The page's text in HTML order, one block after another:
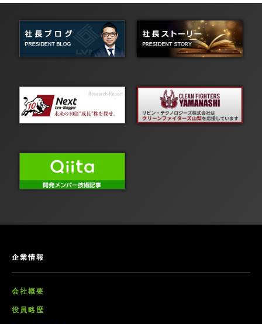
企業情報
会社概要
役員略歴